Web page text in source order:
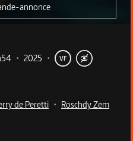
annonce
• 2025 • VF
de Peretti • Roschdy Zem